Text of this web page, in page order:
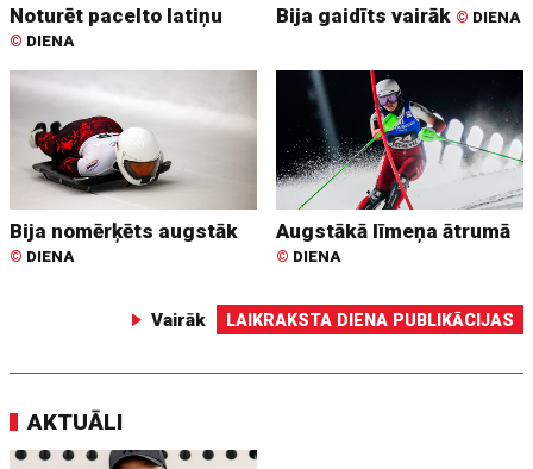
Noturēt pacelto latiņu
© DIENA
Bija gaidīts vairāk © DIENA
Bija nomērķēts augstāk
© DIENA
Augstākā līmeņa ātrumā
© DIENA
Vairāk LAIKRAKSTA DIENA PUBLIKĀCIJAS
AKTUĀLI